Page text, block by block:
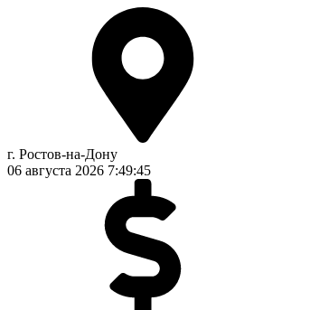
г. Ростов-на-Дону
06 августа 2026 7:49:45